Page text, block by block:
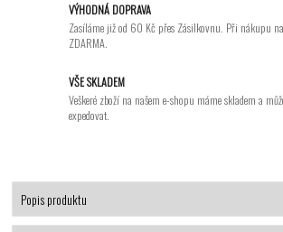
VÝHODNÁ DOPRAVA
Zasíláme již od 60 Kč přes Zásilkovnu. Při nákupu
ZDARMA.
VŠE SKLADEM
Veškeré zboží na našem e-shopu máme skladem a
expedovat.
Popis produktu